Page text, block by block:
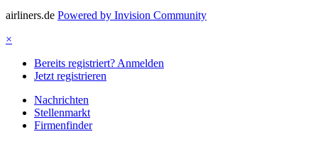
airliners.de Powered by Invision Community
×
Bereits registriert? Anmelden
Jetzt registrieren
Nachrichten
Stellenmarkt
Firmenfinder